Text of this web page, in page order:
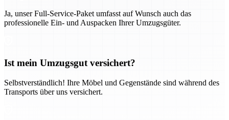
Ja, unser Full-Service-Paket umfasst auf Wunsch auch das
professionelle Ein- und Auspacken Ihrer Umzugsgüter.
Ist mein Umzugsgut versichert?
Selbstverständlich! Ihre Möbel und Gegenstände sind während des
Transports über uns versichert.